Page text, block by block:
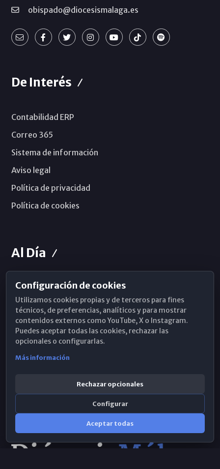
obispado@diocesismalaga.es
De Interés
Contabilidad ERP
Correo 365
Sistema de información
Aviso legal
Política de privacidad
Política de cookies
Al Día
Horarios de Misa
Hemeroteca
WhatsApp
Configuración de cookies
Utilizamos cookies propias y de terceros para fines
técnicos, de preferencias, analíticos y para mostrar
contenidos externos como YouTube, X o Instagram.
Puedes aceptar todas las cookies, rechazar las
opcionales o configurarlas.
Más información
Rechazar opcionales
Configurar
Aceptar todas